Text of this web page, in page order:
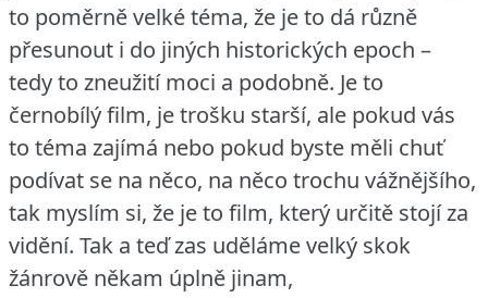
to poměrně velké téma, že je to dá různě
přesunout i do jiných historických epoch –
tedy to zneužití moci a podobně. Je to
černobílý film, je trošku starší, ale pokud vás
to téma zajímá nebo pokud byste měli chuť
podívat se na něco, na něco trochu vážnějšího,
tak myslím si, že je to film, který určitě stojí za
vidění. Tak a teď zas uděláme velký skok
žánrově někam úplně jinam,